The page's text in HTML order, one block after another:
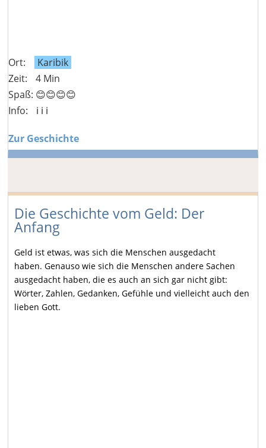
Ort:
Karibik
Zeit:
4 Min
Spaß: 😊😊😊😊
Info:
ℹ️ ℹ️ ℹ️
Zur Geschichte
Die Geschichte vom Geld: Der
Anfang
Geld ist etwas, was sich die Menschen ausgedacht
haben. Genauso wie sich die Menschen andere Sachen
ausgedacht haben, die es auch an sich gar nicht gibt:
Wörter, Zahlen, Gedanken, Gefühle und vielleicht auch den
lieben Gott.